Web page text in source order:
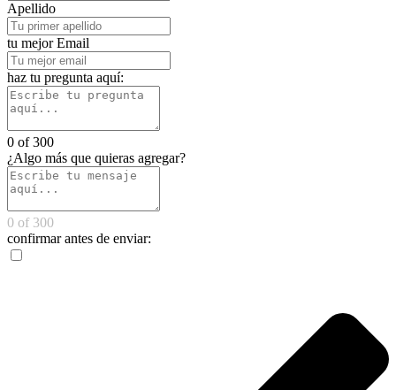
Apellido
tu mejor Email
haz tu pregunta aquí:
0 of 300
¿Algo más que quieras agregar?
0 of 300
confirmar antes de enviar: